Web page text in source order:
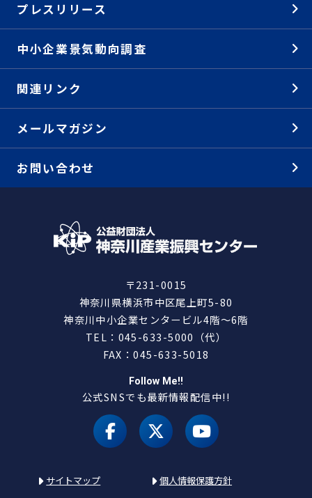
プレスリリース
中小企業景気動向調査
関連リンク
メールマガジン
お問い合わせ
〒231-0015
神奈川県横浜市中区尾上町5-80
神奈川中小企業センタービル4階～6階
TEL：045-633-5000（代）
FAX：045-633-5018
Follow Me!!
公式SNSでも最新情報配信中!!
facebookX（旧 twitter）
youtube
サイトマップ
個人情報保護方針